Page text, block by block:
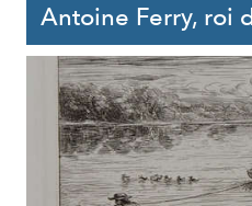
Antoine Ferry, roi